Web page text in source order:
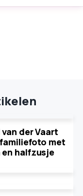
der Vaart
met
en halfzusje